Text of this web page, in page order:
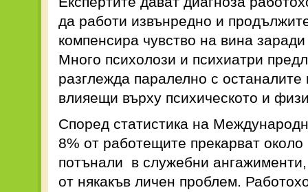
да работи извънредно и
компенсира чувство на вина
Много психолози и психиатри
разглежда паралелно с
влияещи върху психическото и
Според статистика на
8% от работещите прекарват
потънали в служебни ангажименти,
от някакъв личен проблем.